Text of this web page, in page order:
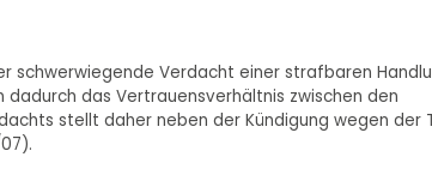
schwerwiegende Verdacht einer strafbaren
das Vertrauensverhältnis zwischen den
stellt daher neben der Kündigung wegen der